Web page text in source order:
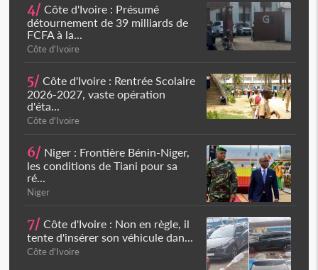
4/ Côte d'Ivoire : Présumé
détournement de 39 milliards de
FCFA à la...
Côte d'Ivoire
5/ Côte d'Ivoire : Rentrée Scolaire
2026-2027, vaste opération
d'éta...
Côte d'Ivoire
6/ Niger : Frontière Bénin-Niger,
les conditions de Tiani pour sa
ré...
Niger
7/ Côte d'Ivoire : Non en règle, il
tente d'insérer son véhicule dan...
Côte d'Ivoire